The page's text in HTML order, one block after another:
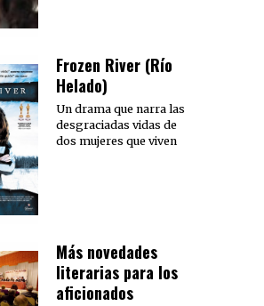
Frozen River (Río
Helado)
Un drama que narra las
desgraciadas vidas de
dos mujeres que viven
Más novedades
literarias para los
aficionados